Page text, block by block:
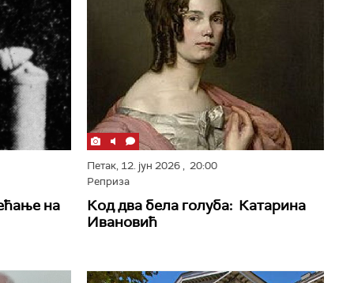
на
Петак, 12. јун 2026, 20:00
Реприза
Код два бела голуба: Катарина
Ивановић